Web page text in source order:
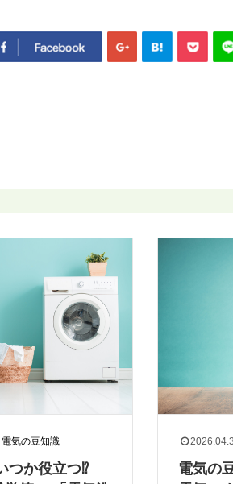
電気の豆知識
つか役立つ⁉︎
電気の